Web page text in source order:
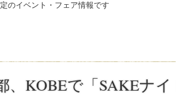
のイベント・フェア情報です
、KOBEで「SAKEナ